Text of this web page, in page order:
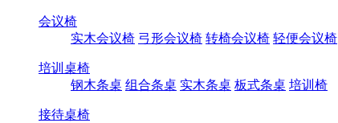
会议椅
实木会议椅 弓形会议椅 转椅会议椅 轻便会议椅
培训桌椅
钢木条桌 组合条桌 实木条桌 板式条桌 培训椅
接待桌椅